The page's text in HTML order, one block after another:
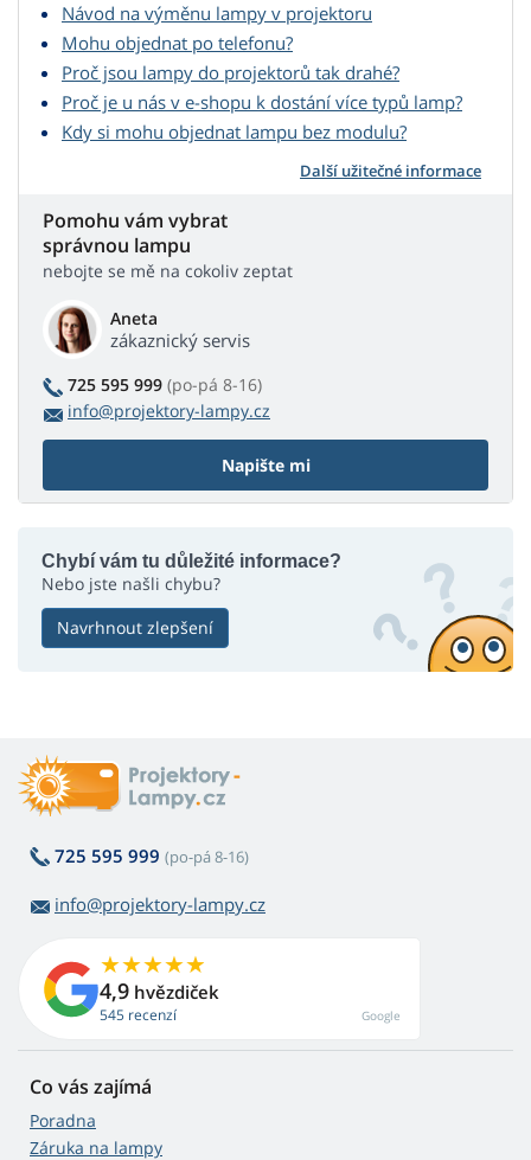
Návod na výměnu lampy v projektoru
Mohu objednat po telefonu?
Proč jsou lampy do projektorů tak drahé?
Proč je u nás v e-shopu k dostání více typů lamp?
Kdy si mohu objednat lampu bez modulu?
Další užitečné informace
Pomohu vám vybrat
správnou lampu
nebojte se mě na cokoliv zeptat
Aneta
zákaznický servis
725 595 999 (po-pá 8-16)
info@projektory-lampy.cz
Napište mi
Chybí vám tu důležité informace?
Nebo jste našli chybu?
Navrhnout zlepšení
725 595 999 (po-pá 8-16)
info@projektory-lampy.cz
4,9 hvězdiček
545 recenzí Google
Co vás zajímá
Poradna
Záruka na lampy